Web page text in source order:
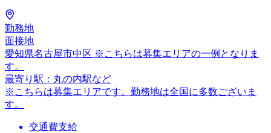
勤務地
面接地
愛知県名古屋市中区 ※こちらは募集エリアの一例となりま
す。
最寄り駅：丸の内駅など
※こちらは募集エリアです。勤務地は全国に多数ございま
す。
交通費支給